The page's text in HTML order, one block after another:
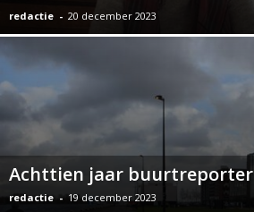
redactie - 20 december 2023
Achttien jaar buurtreporter
redactie - 19 december 2023